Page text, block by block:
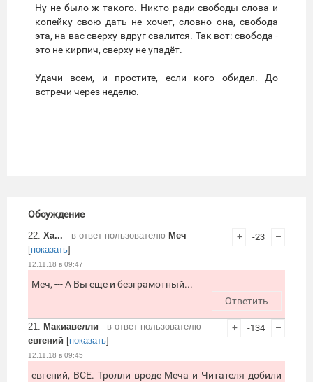
Ну не было ж такого. Никто ради свободы слова и
копейку свою дать не хочет, словно она, свобода
эта, на вас сверху вдруг свалится. Так вот: свобода -
это не кирпич, сверху не упадёт.
Удачи всем, и простите, если кого обидел. До
встречи через неделю.
Обсуждение
22. Ха... в ответ пользователю Меч
[показать]
12.11.18 в 09:47
+ -23 –
Меч, --- А Вы еще и безграмотный...
Ответить
21. Макиавелли
в ответ пользователю
евгений [показать]
12.11.18 в 09:45
+ -134 –
евгений, ВСЕ. Тролли вроде Меча и Читателя добили